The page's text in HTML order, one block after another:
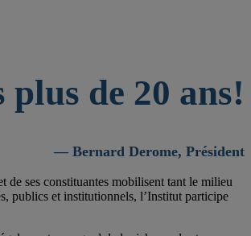
de 20 ans!
— Bernard Derome, Président
de ses constituantes mobilisent tant le milieu
publics et institutionnels, l’Institut participe